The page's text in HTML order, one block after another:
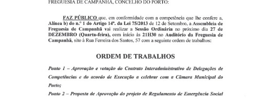
AUTARQUIA
PRESIDENTE